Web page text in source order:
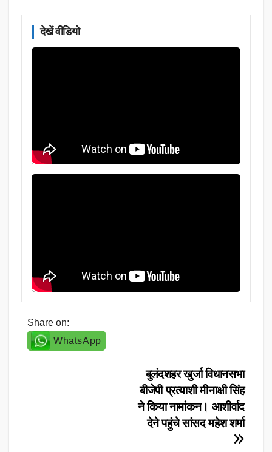
देखें वीडियो
Share on:
WhatsApp
बुलंदशहर खुर्जा विधानसभा
बीजेपी प्रत्याशी मीनाक्षी सिंह
ने किया नामांकन। आशीर्वाद
देने पहुंचे सांसद महेश शर्मा